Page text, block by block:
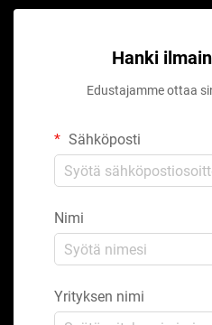
Hanki
Edustajamme ottaa
Sähköposti
Nimi
Yrityksen nimi